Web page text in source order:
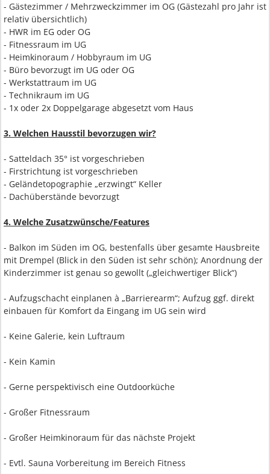
- Gästezimmer / Mehrzweckzimmer im OG (Gästezahl pro Jahr ist
relativ übersichtlich)
- HWR im EG oder OG
- Fitnessraum im UG
- Heimkinoraum / Hobbyraum im UG
- Büro bevorzugt im UG oder OG
- Werkstattraum im UG
- Technikraum im UG
- 1x oder 2x Doppelgarage abgesetzt vom Haus
3. Welchen Hausstil bevorzugen wir?
- Satteldach 35° ist vorgeschrieben
- Firstrichtung ist vorgeschrieben
- Geländetopographie „erzwingt“ Keller
- Dachüberstände bevorzugt
4. Welche Zusatzwünsche/Features
- Balkon im Süden im OG, bestenfalls über gesamte Hausbreite
mit Drempel (Blick in den Süden ist sehr schön); Anordnung der
Kinderzimmer ist genau so gewollt („gleichwertiger Blick“)
- Aufzugschacht einplanen à „Barrierearm“; Aufzug ggf. direkt
einbauen für Komfort da Eingang im UG sein wird
- Keine Galerie, kein Luftraum
- Kein Kamin
- Gerne perspektivisch eine Outdoorküche
- Großer Fitnessraum
- Großer Heimkinoraum für das nächste Projekt
- Evtl. Sauna Vorbereitung im Bereich Fitness